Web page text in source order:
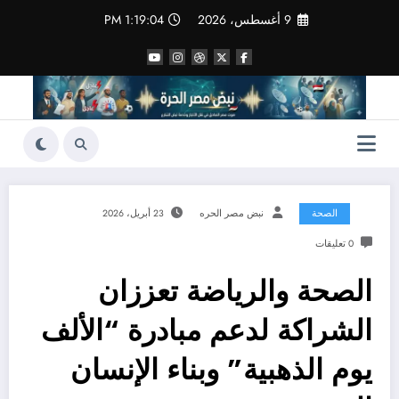
9 أغسطس، 2026 1:19:05 PM
الصحة نبض مصر الحره 23 أبريل، 2026
0 تعليقات
الصحة والرياضة تعززان
الشراكة لدعم مبادرة “الألف
يوم الذهبية” وبناء الإنسان